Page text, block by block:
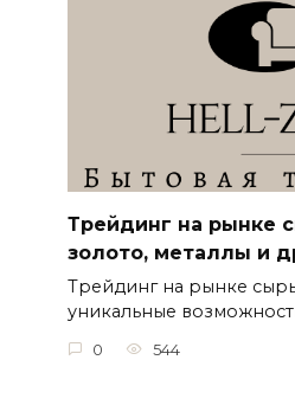
Трейдинг на рынке
золото, металлы и
Трейдинг на рынке
уникальные
0 544